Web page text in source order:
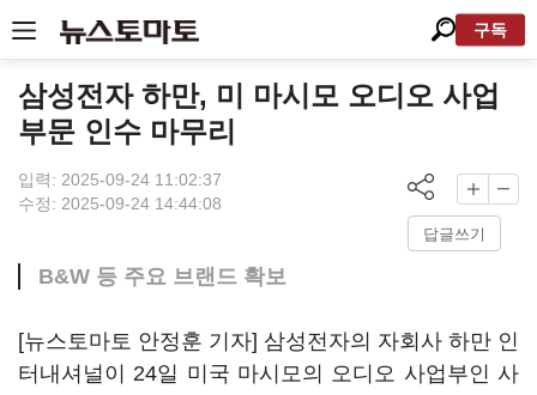
구독
삼성전자 하만, 미 마시모 오디오 사업
부문 인수 마무리
입력: 2025-09-24 11:02:37
수정: 2025-09-24 14:44:08
답글쓰기
B&W 등 주요 브랜드 확보
[뉴스토마토 안정훈 기자] 삼성전자의 자회사 하만 인
터내셔널이 24일 미국 마시모의 오디오 사업부인 사